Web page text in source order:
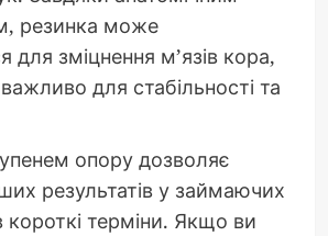
резинка може
для зміцнення м’язів кора,
для стабільності та
опору дозволяє
результатів у займаючих
терміни. Якщо ви